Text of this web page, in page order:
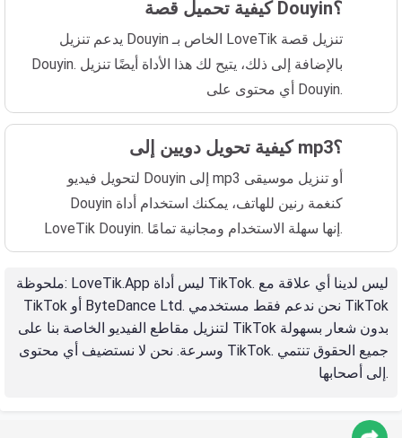
كيفية تحميل قصة Douyin؟
يدعم تنزيل Douyin الخاص بـ LoveTik تنزيل قصة
Douyin. بالإضافة إلى ذلك، يتيح لك هذا الأداة أيضًا تنزيل
أي محتوى على Douyin.
كيفية تحويل دويين إلى mp3؟
لتحويل فيديو Douyin إلى mp3 أو تنزيل موسيقى
Douyin كنغمة رنين للهاتف، يمكنك استخدام أداة
LoveTik Douyin. إنها سهلة الاستخدام ومجانية تمامًا.
ملحوظة: LoveTik.App ليس أداة TikTok. ليس لدينا أي علاقة مع
TikTok أو ByteDance Ltd. نحن ندعم فقط مستخدمي TikTok
لتنزيل مقاطع الفيديو الخاصة بنا على TikTok بدون شعار بسهولة
وسرعة. نحن لا نستضيف أي محتوى TikTok. جميع الحقوق تنتمي
إلى أصحابها.